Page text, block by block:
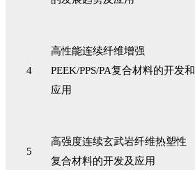
4
高性能连续纤维增强
PEEK/PPS/PA复合材料的开发和
应用
5
高强度连续玄武岩纤维热塑性
复合材料的开发及应用